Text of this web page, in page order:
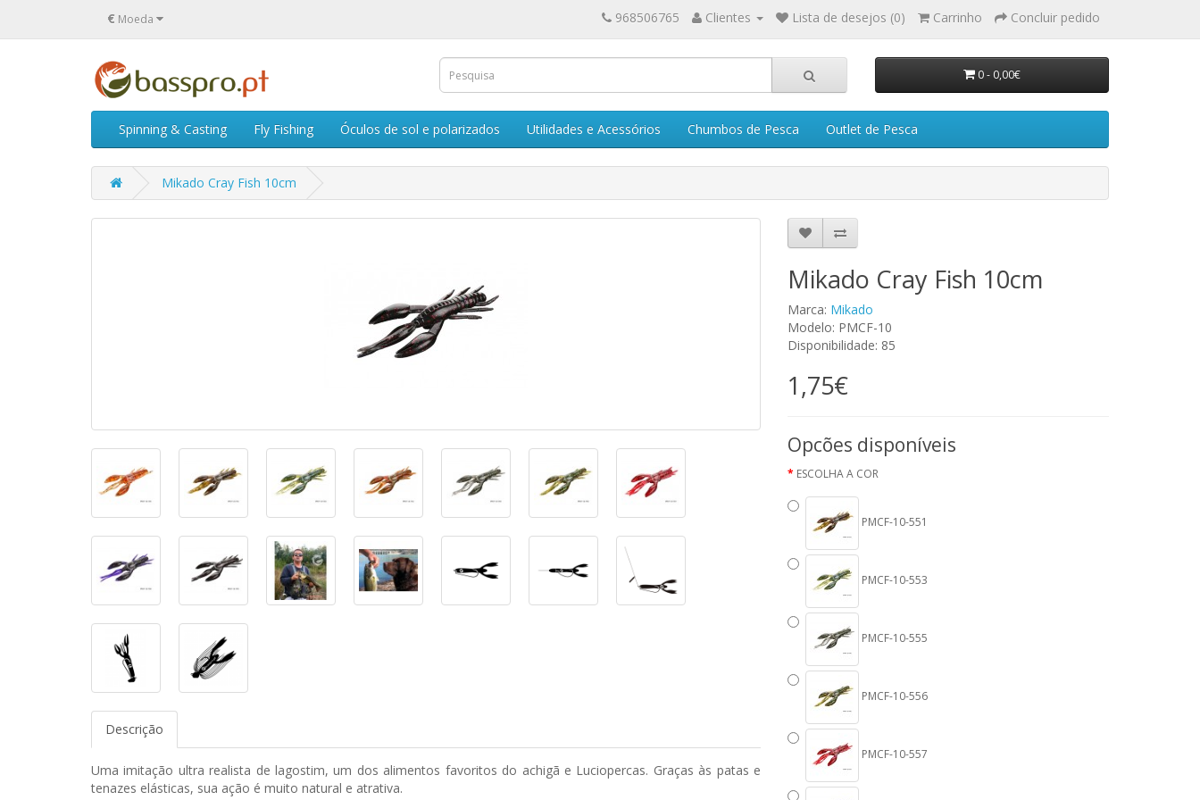
€ Moeda 968506765 Clientes Lista de desejos (0) Carrinho Concluir pedido
0 - 0,00€
Spinning & Casting Fly Fishing Óculos de sol e polarizados Utilidades e Acessórios Chumbos de Pesca Outlet de Pesca
Mikado Cray Fish 10cm
Descrição
Uma imitação ultra realista de lagostim, um dos alimentos favoritos do achigã e Luciopercas. Graças às patas e
tenazes elásticas, sua ação é muito natural e atrativa.
Mikado Cray Fish 10cm
Marca: Mikado
Modelo: PMCF-10
Disponibilidade: 85
1,75€
Opcões disponíveis
ESCOLHA A COR
PMCF-10-551
PMCF-10-553
PMCF-10-555
PMCF-10-556
PMCF-10-557